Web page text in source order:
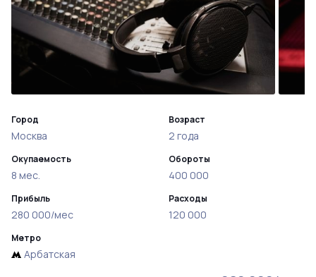
Город
Москва
Окупаемость
8 мес.
Прибыль
280 000/мес
Возраст
2 года
Обороты
400 000
Расходы
120 000
Метро
Арбатская